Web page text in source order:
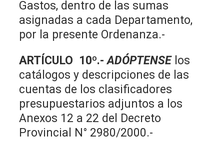
Gastos, dentro de las sumas
asignadas a cada Departamento,
por la presente Ordenanza.-
ARTÍCULO 10º.- ADÓPTENSElos
catálogos y descripciones de las
cuentas de los clasificadores
presupuestarios adjuntos a los
Anexos 12 a 22 del Decreto
Provincial N° 2980/2000.-